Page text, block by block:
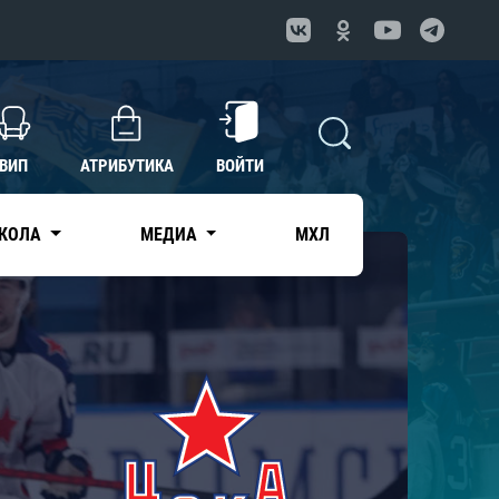
ВИП АТРИБУТИКА ВОЙТИ
МЕДИА МХЛ